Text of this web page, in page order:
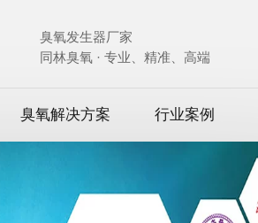
臭氧发生器厂家
同林臭氧 · 专业、精准、高端
臭氧解决方案 行业案例